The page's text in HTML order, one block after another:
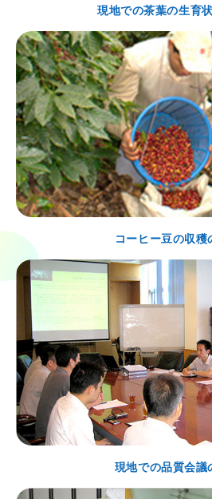
現地での茶葉の生育
コーヒー豆の収穫
現地での品質会議